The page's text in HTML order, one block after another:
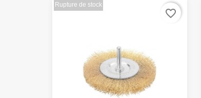
Rupture de stock
favorite_border